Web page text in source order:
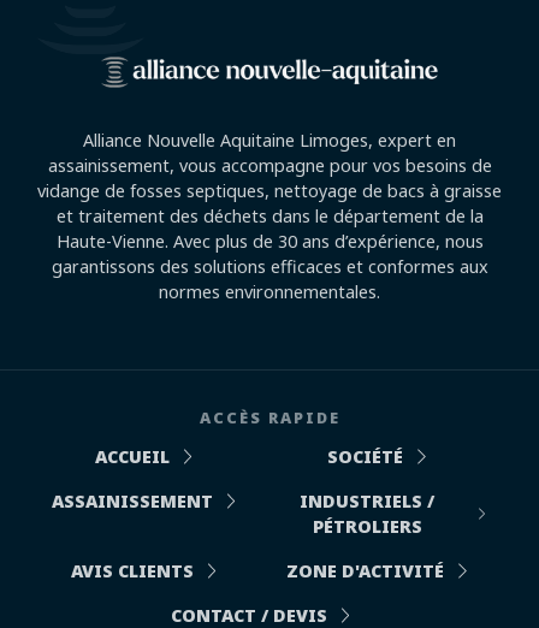
Alliance Nouvelle Aquitaine Limoges, expert en
assainissement, vous accompagne pour vos besoins de
vidange de fosses septiques, nettoyage de bacs à graisse
et traitement des déchets dans le département de la
Haute-Vienne. Avec plus de 30 ans d’expérience, nous
garantissons des solutions efficaces et conformes aux
normes environnementales.
ACCÈS RAPIDE
ACCUEIL
SOCIÉTÉ
ASSAINISSEMENT
INDUSTRIELS /
PÉTROLIERS
AVIS CLIENTS
ZONE D'ACTIVITÉ
CONTACT / DEVIS